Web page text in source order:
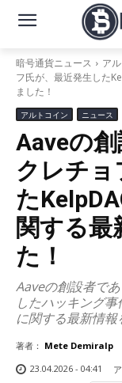
暗号通貨ニュース ア
フ氏が、最近発生した
ました！
アルトコイン ニュース
Aaveの
クレチョ
た
関する最
た！
Aaveの創設者で
したハッキング
に関する最新情報
著者： Mete Demiralp
23.04.2026 - 04:41